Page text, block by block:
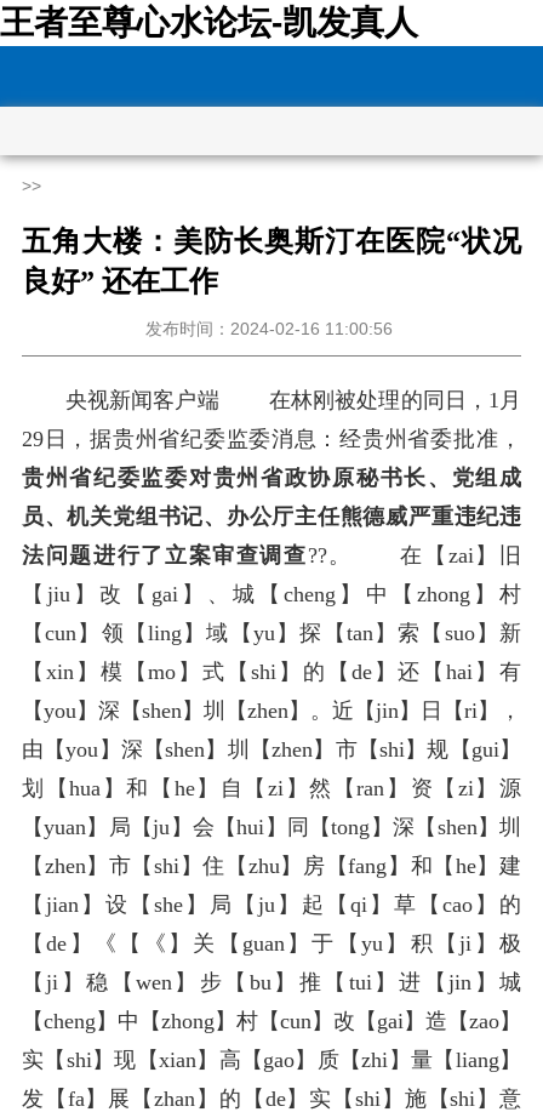
王者至尊心水论坛-凯发真人
>>
五角大楼：美防长奥斯汀在医院“状况
良好” 还在工作
发布时间：2024-02-16 11:00:56
央视新闻客户端
在林刚被处理的同日，1月
29日，据贵州省纪委监委消息：经贵州省委批准，
贵州省纪委监委对贵州省政协原秘书长、党组成
员、机关党组书记、办公厅主任熊德威严重违纪违
法问题进行了立案审查调查??。
在【zai】旧
【jiu】改【gai】、城【cheng】中【zhong】村
【cun】领【ling】域【yu】探【tan】索【suo】新
【xin】模【mo】式【shi】的【de】还【hai】有
【you】深【shen】圳【zhen】。近【jin】日【ri】，
由【you】深【shen】圳【zhen】市【shi】规【gui】
划【hua】和【he】自【zi】然【ran】资【zi】源
【yuan】局【ju】会【hui】同【tong】深【shen】圳
【zhen】市【shi】住【zhu】房【fang】和【he】建
【jian】设【she】局【ju】起【qi】草【cao】的
【de】《【《】关【guan】于【yu】积【ji】极
【ji】稳【wen】步【bu】推【tui】进【jin】城
【cheng】中【zhong】村【cun】改【gai】造【zao】
实【shi】现【xian】高【gao】质【zhi】量【liang】
发【fa】展【zhan】的【de】实【shi】施【shi】意